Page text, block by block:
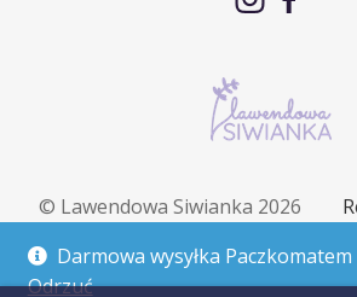
Darmowa wysyłka Paczkomatem
Odrzuć
© Lawendowa Siwianka 2026
Zwroty i